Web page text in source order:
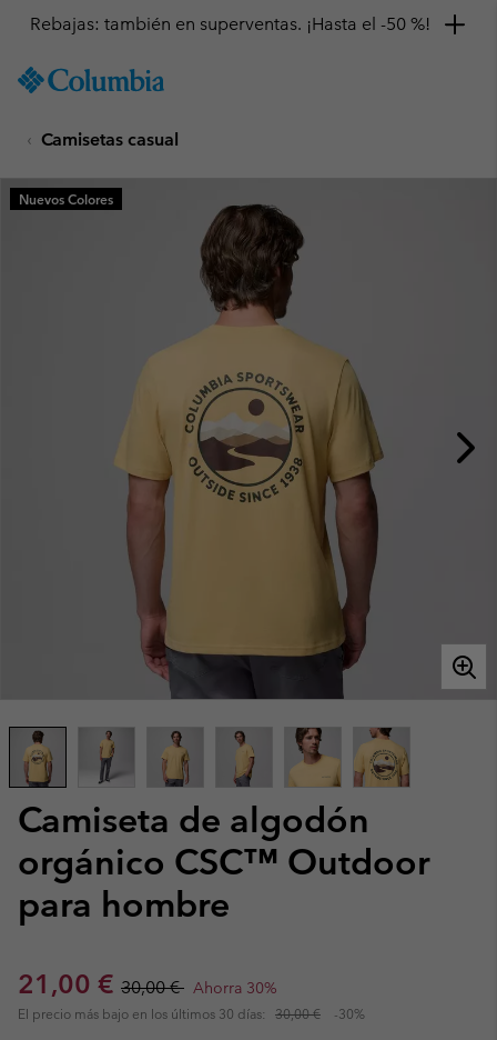
TO
SKIP
MAIN
NAV
Rebajas: también en superventas. ¡Hasta el -50 %!
Camisetas casual
Camiseta de algodón
orgánico CSC™ Outdoor
para hombre
Sale price:
21,00 € Regular price:
30,00 € Ahorra 30%
El precio más bajo en los últimos 30 días: 30,00 € -30%
Nuevos Colores